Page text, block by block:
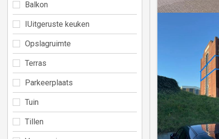
Balkon
IUitgeruste keuken
Opslagruimte
Terras
Parkeerplaats
Tuin
Tillen